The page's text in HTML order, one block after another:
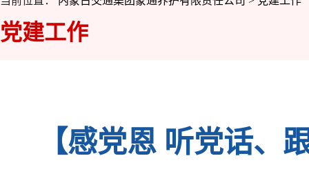
党建工作
【感党恩 听党话、